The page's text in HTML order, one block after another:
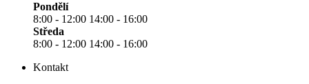
Pondělí
8:00 - 12:00 14:00 - 16:00
Středa
8:00 - 12:00 14:00 - 16:00
Kontakt